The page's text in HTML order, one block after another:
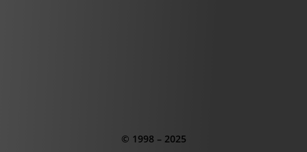
© 1998 – 2025